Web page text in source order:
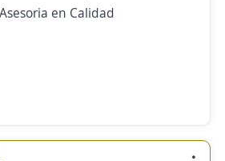
en Calidad